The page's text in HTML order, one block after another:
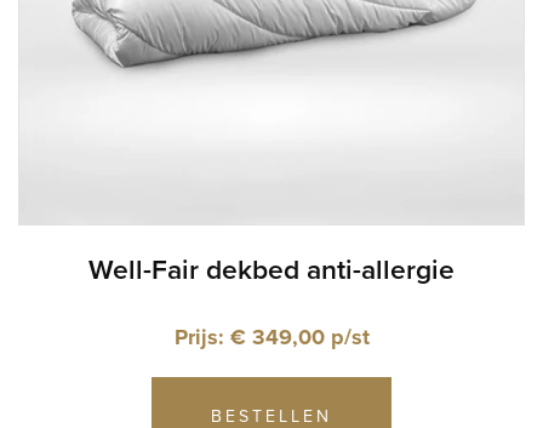
Well-Fair dekbed anti-allergie
Prijs: € 349,00 p/st
BESTELLEN